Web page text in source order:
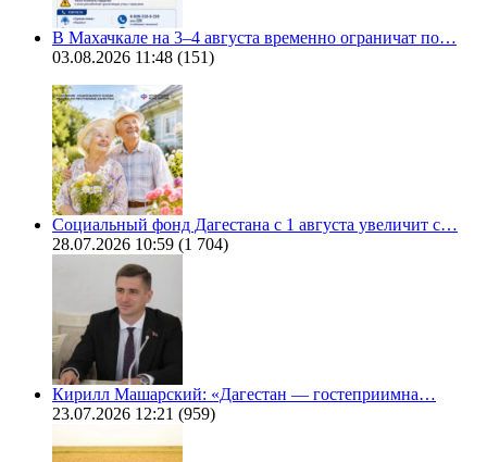
В Махачкале на 3–4 августа временно ограничат по…
03.08.2026 11:48 (151)
Социальный фонд Дагестана с 1 августа увеличит с…
28.07.2026 10:59 (1 704)
Кирилл Машарский: «Дагестан — гостеприимна…
23.07.2026 12:21 (959)